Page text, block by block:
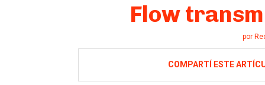
Flow
por
COMPARTÍ ESTE